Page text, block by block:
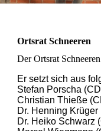
Ortsrat Schneeren
Der Ortsrat
Er setzt sich aus
Stefan Porscha
Christian Thieße
Dr. Henning Krüger
Dr. Heiko Schwarz